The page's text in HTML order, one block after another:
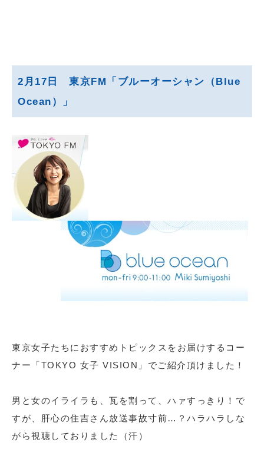
2月17日 東京FM「ブルーオーシャン（Blue
Ocean）」
東京女子たちにおすすめトピックスをお届けするコー
ナー「TOKYO 女子 VISION」でご紹介頂けました！
男と女のイライラも、瓦を割って、ハァすっきり！で
すが、肝心の住吉さん放送事故寸前…？ハラハラしな
がら視聴しておりました（汗）